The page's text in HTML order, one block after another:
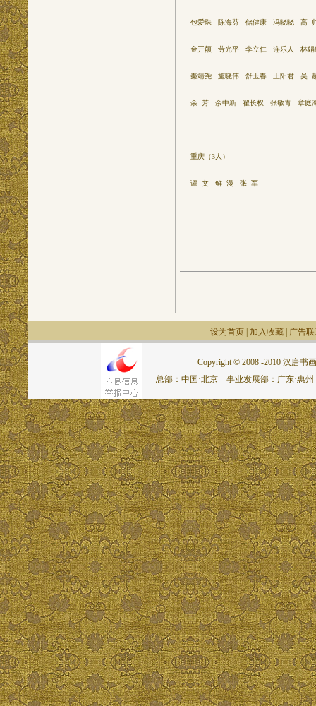
包爱珠 陈海芬 储健康 冯晓晓 高
金开颜 劳光平 李立仁 连乐人 林
秦靖尧 施晓伟 舒玉春 王阳君 吴
余 芳 余中新 翟长权 张敏青 章
重庆（3人）
谭 文 鲜 漫 张 军
设为首页 加入收藏 广告
Copyright © 2008 -2010 汉唐书
总部：中国·北京 事业发展部：广东·惠